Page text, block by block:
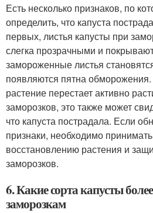
Есть несколько признаков, по
определить, что капуста
первых, листья капусты при
слегка прозрачными и
замороженные листья
появляются пятна обморожения.
растение перестает активно
заморозков, это также может
что капуста пострадала. Если
признаки, необходимо
восстановлению растения и
заморозков.
6. Какие сорта капусты
заморозкам